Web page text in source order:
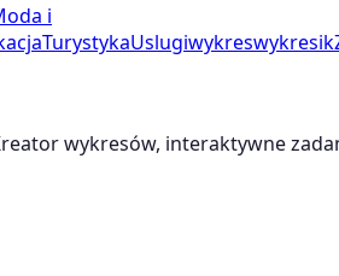
i
TurystykaUslugiwykreswykresik
wykresów, interaktywne